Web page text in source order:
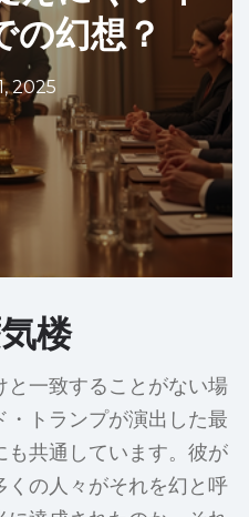
の幻想？
2025
楼
と一致することがない場
トランプが演出した最
共通しています。彼が
くの人々がそれを幻と呼